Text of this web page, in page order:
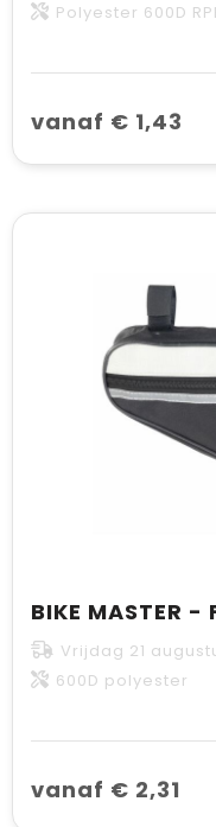
Polyester 600D
vanaf € 1,43
BIKE MASTER
Vrijdag 21
600D polyester
vanaf € 2,31